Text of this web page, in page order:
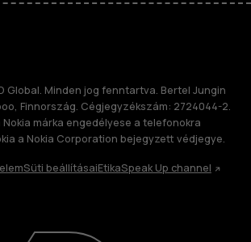
Global. Minden jog fenntartva. Bertel Jungin
Finnország. Cégjegyzékszám: 2724044-2.
Nokia márka engedélyese a telefonokra
a Nokia Corporation bejegyzett védjegye.
Süti beállításaiEtikaSpeak Up channel